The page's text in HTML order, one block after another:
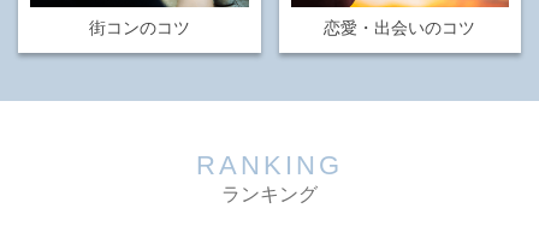
街コンのコツ 恋愛・出会いのコツ
RANKING
ランキング